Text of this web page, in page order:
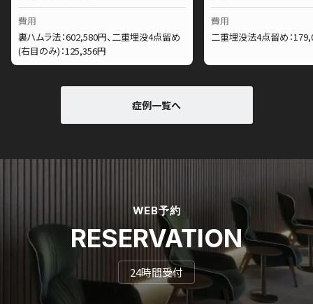
費用
裏ハムラ法：602,580円、二重埋没4点留め
(右目のみ)：125,356円
費用
二重埋没法4点留め：
症例一覧へ
WEB予約
RESERVATION
24時間受付